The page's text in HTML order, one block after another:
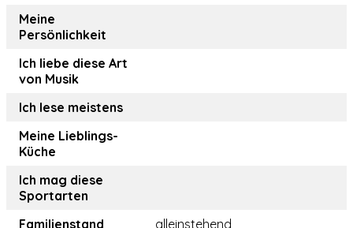
Meine
Persönlichkeit
Ich liebe diese Art
von Musik
Ich lese meistens
Meine Lieblings-
Küche
Ich mag diese
Sportarten
Familienstand
alleinstehend